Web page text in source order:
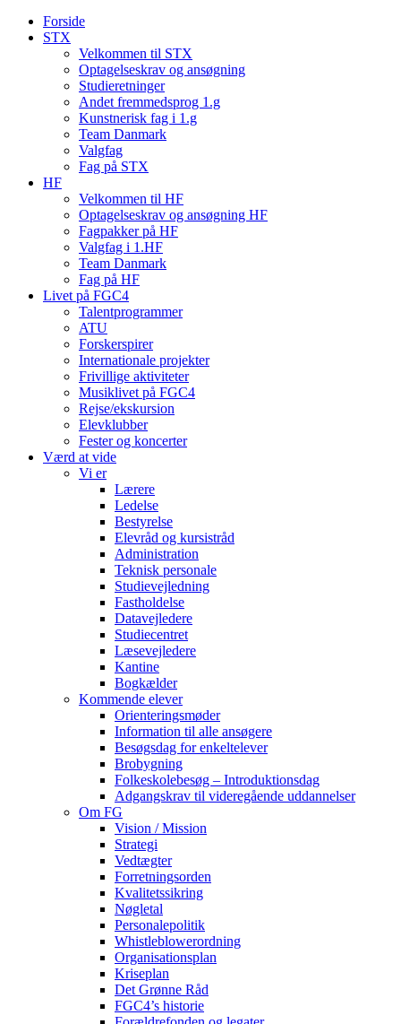
Forside
STX
Velkommen til STX
Optagelseskrav og ansøgning
Studieretninger
Andet fremmedsprog 1.g
Kunstnerisk fag i 1.g
Team Danmark
Valgfag
Fag på STX
HF
Velkommen til HF
Optagelseskrav og ansøgning HF
Fagpakker på HF
Valgfag i 1.HF
Team Danmark
Fag på HF
Livet på FGC4
Talentprogrammer
ATU
Forskerspirer
Internationale projekter
Frivillige aktiviteter
Musiklivet på FGC4
Rejse/ekskursion
Elevklubber
Fester og koncerter
Værd at vide
Vi er
Lærere
Ledelse
Bestyrelse
Elevråd og kursistråd
Administration
Teknisk personale
Studievejledning
Fastholdelse
Datavejledere
Studiecentret
Læsevejledere
Kantine
Bogkælder
Kommende elever
Orienteringsmøder
Information til alle ansøgere
Besøgsdag for enkeltelever
Brobygning
Folkeskolebesøg – Introduktionsdag
Adgangskrav til videregående uddannelser
Om FG
Vision / Mission
Strategi
Vedtægter
Forretningsorden
Kvalitetssikring
Nøgletal
Personalepolitik
Whistleblowerordning
Organisationsplan
Kriseplan
Det Grønne Råd
FGC4’s historie